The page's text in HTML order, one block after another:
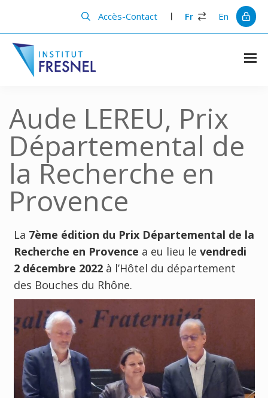
principal
barre
principale
Accès-Contact Fr En
Institut
en
photonique
Aude LEREU, Prix
Départemental de
la Recherche en
Provence
La 7ème édition du Prix Départemental de la
Recherche en Provence a eu lieu le vendredi
2 décembre 2022à l’Hôtel du département
des Bouches du Rhône.